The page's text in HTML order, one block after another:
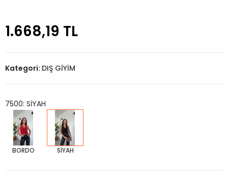
1.668,19 TL
Kategori: DIŞ GİYİM
7500: SİYAH
BORDO SİYAH